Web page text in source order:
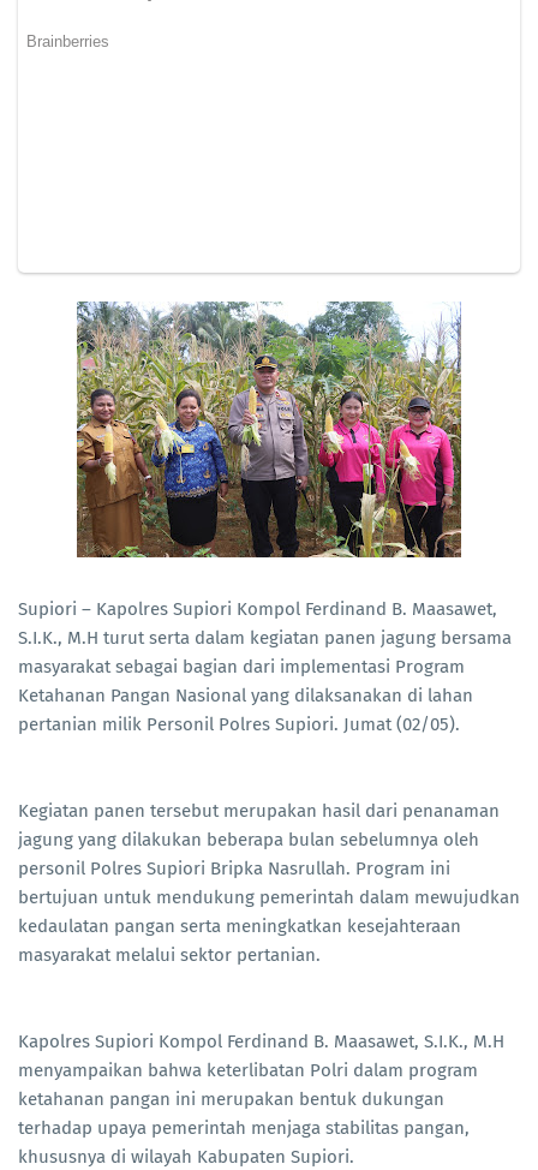
Supiori – Kapolres Supiori Kompol Ferdinand B. Maasawet,
S.I.K., M.H turut serta dalam kegiatan panen jagung bersama
masyarakat sebagai bagian dari implementasi Program
Ketahanan Pangan Nasional yang dilaksanakan di lahan
pertanian milik Personil Polres Supiori. Jumat (02/05).
Kegiatan panen tersebut merupakan hasil dari penanaman
jagung yang dilakukan beberapa bulan sebelumnya oleh
personil Polres Supiori Bripka Nasrullah. Program ini
bertujuan untuk mendukung pemerintah dalam mewujudkan
kedaulatan pangan serta meningkatkan kesejahteraan
masyarakat melalui sektor pertanian.
Kapolres Supiori Kompol Ferdinand B. Maasawet, S.I.K., M.H
menyampaikan bahwa keterlibatan Polri dalam program
ketahanan pangan ini merupakan bentuk dukungan
terhadap upaya pemerintah menjaga stabilitas pangan,
khususnya di wilayah Kabupaten Supiori.